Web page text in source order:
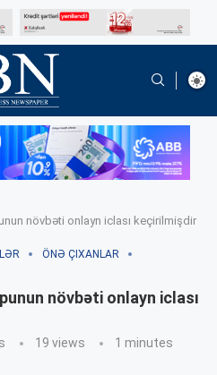
növbəti onlayn iclası keçirilmişdir
ÖNƏ ÇIXANLAR
növbəti onlayn iclası
19 views
1 minutes